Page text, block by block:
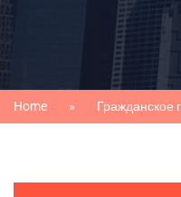
Home Гражданское